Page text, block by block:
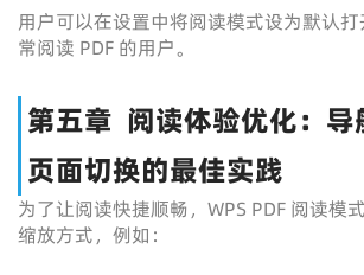
用户可以在设置中将阅读模式设为默认
常阅读 PDF 的用户。
第五章 阅读体验优化：导
页面切换的最佳实践
为了让阅读快捷顺畅，WPS PDF 阅读模
缩放方式，例如：